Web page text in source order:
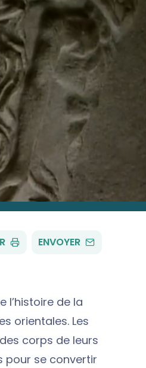
ENVOYER PAR
l’histoire de la
orientales. Les
corps de leurs
pour se convertir